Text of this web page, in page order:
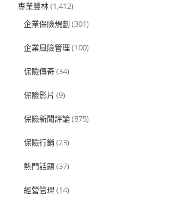
專業豐林(1,412)
企業保險規劃 (301)
企業風險管理 (100)
保險傳奇(34)
保險影片 (9)
保險新聞評論(875)
保險行銷 (23)
熱門話題(37)
經營管理 (14)